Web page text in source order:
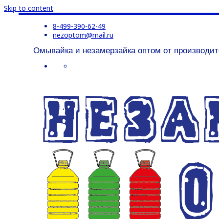
Skip to content
8-499-390-62-49
nezoptom@mail.ru
Омывайка и незамерзайка оптом от